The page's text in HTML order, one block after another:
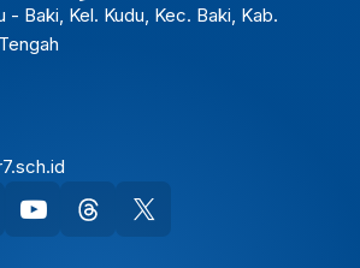
- Baki, Kel. Kudu, Kec. Baki, Kab.